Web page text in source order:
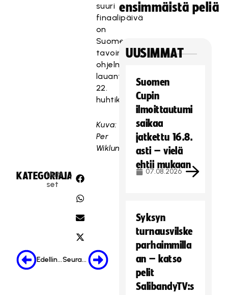
suuri
finaalipäivä
on
Suomen
tavoin
ohjelmassa
lauantaina
22.
huhtikuuta.
Kuva:
Per
Wiklund
KATEGORIA:
Uuti
set
JAA:
Edellinen Seuraava
ensimmäistä peliä
UUSIMMAT
Suomen
Cupin
ilmoittautumi
saikaa
jatkettu 16.8.
asti – vielä
ehtii mukaan
07.08.2026
Syksyn
turnausvilske
parhaimmilla
an – katso
pelit
SalibandyTV:s